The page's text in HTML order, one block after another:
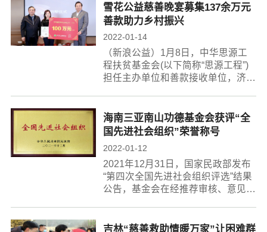
雪花公益慈善晚宴募集137余万元
善款助力乡村振兴
2022-01-14
（新浪公益）1月8日，中华思源工
程扶贫基金会(以下简称“思源工程”)
担任主办单位和善款接收单位，济宁
MBA校友会、中国传媒大学经济与
管理学院公益...
海南三亚南山功德基金会获评“全
国先进社会组织”荣誉称号
2022-01-12
2021年12月31日，国家民政部发布
“第四次全国先进社会组织评选”结果
公告，基金会在经推荐审核、意见征
称号…
吉林“慈善救助情暖万家”让困难群